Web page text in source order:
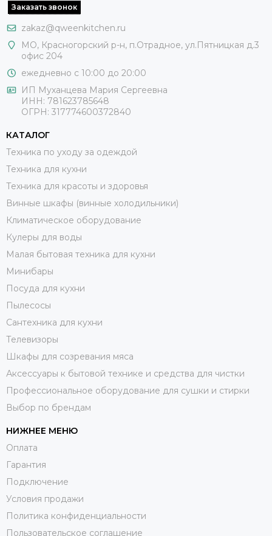
Заказать звонок
zakaz@qweenkitchen.ru
МО, Красногорский р-н, п.Отрадное, ул.Пятницкая д.3
офис 204
ежедневно с 10:00 до 20:00
ИП Муханцева Мария Сергеевна
ИНН: 781623785648
ОГРН: 317774600372840
КАТАЛОГ
Техника по уходу за одеждой
Техника для кухни
Техника для красоты и здоровья
Винные шкафы (винные холодильники)
Климатическое оборудование
Кулеры для воды
Малая бытовая техника для кухни
Минибары
Посуда для кухни
Пылесосы
Сантехника для кухни
Телевизоры
Шкафы для созревания мяса
Аксессуары к бытовой технике и средства для чистки
Профессиональное оборудование для сушки и стирки
Выбор по брендам
НИЖНЕЕ МЕНЮ
Оплата
Гарантия
Подключение
Условия продажи
Политика конфиденциальности
Пользовательское соглашение